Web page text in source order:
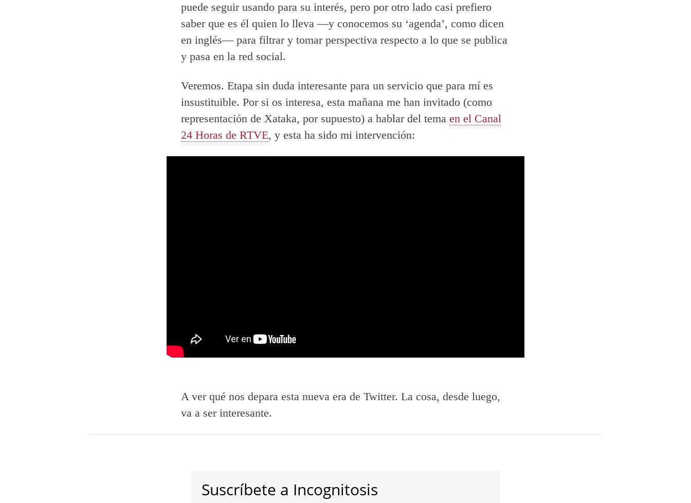
puede seguir usando para su interés, pero por otro lado casi prefiero
saber que es él quien lo lleva —y conocemos su ‘agenda’, como dicen
en inglés— para filtrar y tomar perspectiva respecto a lo que se publica
y pasa en la red social.
Veremos. Etapa sin duda interesante para un servicio que para mí es
insustituible. Por si os interesa, esta mañana me han invitado (como
representación de Xataka, por supuesto) a hablar del tema en el Canal
24 Horas de RTVE, y esta ha sido mi intervención:
A ver qué nos depara esta nueva era de Twitter. La cosa, desde luego,
va a ser interesante.
Suscríbete a Incognitosis